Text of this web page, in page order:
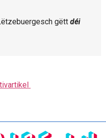
gëtt déi